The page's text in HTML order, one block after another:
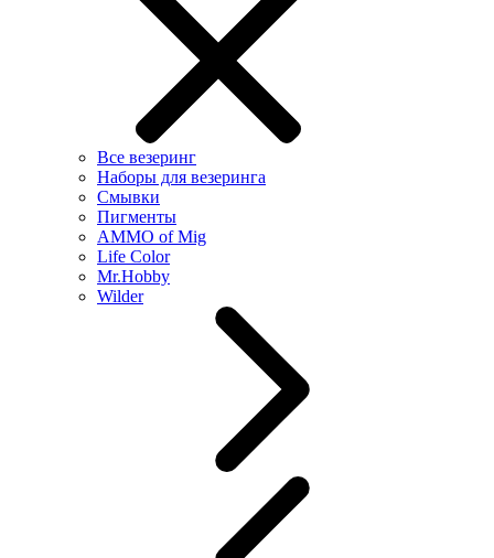
Все везеринг
Наборы для везеринга
Смывки
Пигменты
AMMO of Mig
Life Color
Mr.Hobby
Wilder